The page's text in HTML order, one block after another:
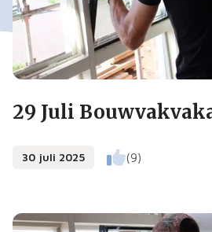
29 Juli
30 juli 2025 (9)